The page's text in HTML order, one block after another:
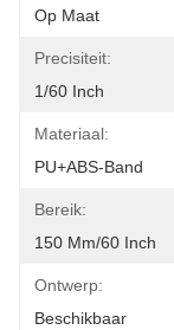
Op Maat
Precisiteit:
1/60 Inch
Materiaal:
PU+ABS-Band
Bereik:
150 Mm/60 Inch
Ontwerp:
Beschikbaar